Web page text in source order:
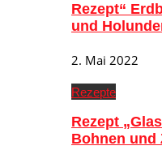
Rezept“
und
2. Mai 2022
Rezepte
Rezept
Bohnen und